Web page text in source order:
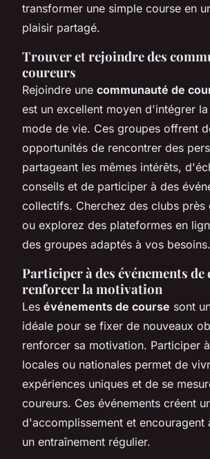
transformer une simple course en
plaisir partagé.
Trouver et rejoindre des
coureurs
Rejoindre une communauté de
est un excellent moyen d'intégrer
mode de vie. Ces groupes offrent
opportunités de rencontrer des
partageant les mêmes intérêts,
conseils et de participer à des
collectifs. Cherchez des clubs près
ou explorez des plateformes en
des groupes adaptés à vos besoins.
Participer à des événements
renforcer la motivation
Les événements de course sont
idéale pour se fixer de nouveaux
renforcer sa motivation. Participer
locales ou nationales permet de
expériences uniques et de se
coureurs. Ces événements créent
d'accomplissement et encouragent
un entraînement régulier.